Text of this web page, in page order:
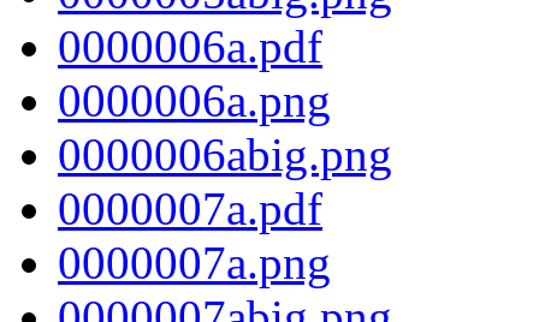
0000006a.pdf
0000006a.png
0000006abig.png
0000007a.pdf
0000007a.png